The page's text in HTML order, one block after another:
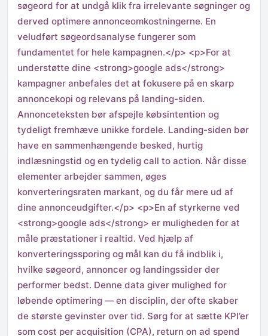
søgeord for at undgå klik fra irrelevante søgninger og
derved optimere annonceomkostningerne. En
veludført søgeordsanalyse fungerer som
fundamentet for hele kampagnen.</p> <p>For at
understøtte dine <strong>google ads</strong>
kampagner anbefales det at fokusere på en skarp
annoncekopi og relevans på landing-siden.
Annonceteksten bør afspejle købsintention og
tydeligt fremhæve unikke fordele. Landing-siden bør
have en sammenhængende besked, hurtig
indlæsningstid og en tydelig call to action. Når disse
elementer arbejder sammen, øges
konverteringsraten markant, og du får mere ud af
dine annonceudgifter.</p> <p>En af styrkerne ved
<strong>google ads</strong> er muligheden for at
måle præstationer i realtid. Ved hjælp af
konverteringssporing og mål kan du få indblik i,
hvilke søgeord, annoncer og landingssider der
performer bedst. Denne data giver mulighed for
løbende optimering — en disciplin, der ofte skaber
de største gevinster over tid. Sørg for at sætte KPI’er
som cost per acquisition (CPA), return on ad spend